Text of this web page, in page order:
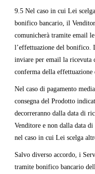
9.5 Nel caso in cui Lei
bonifico bancario, il
comunicherà tramite email
l’effettuazione del bonifico.
inviare per email la
conferma della effettuazione
Nel caso di pagamento
consegna del Prodotto
decorreranno dalla data di
Venditore e non dalla data
nel caso in cui Lei scelga
Salvo diverso accordo, i
tramite bonifico bancario